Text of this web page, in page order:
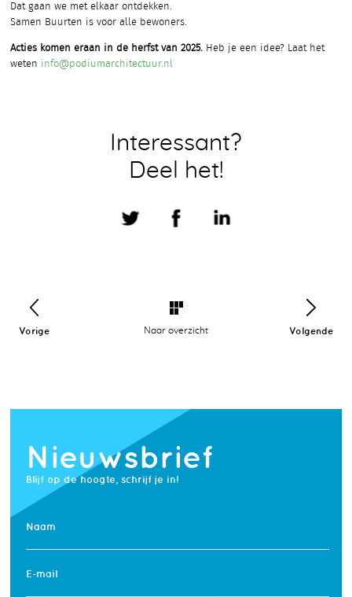
Dat gaan we met elkaar ontdekken.
Samen Buurten is voor alle bewoners.
Acties komen eraan in de herfst van 2025. Heb je een idee? Laat het
weten info@podiumarchitectuur.nl
Interessant?
Deel het!
Vorige Naar overzicht Volgende
Nieuwsbrief
Blijf op de hoogte, schrijf je in!
Naam
E-mail